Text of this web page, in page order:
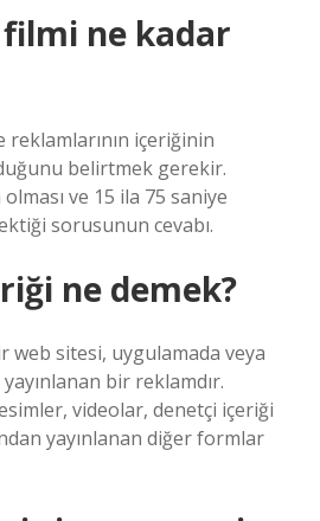
ne kadar
içeriğinin
belirtmek gerekir.
ve 15 ila 75 saniye
sorusunun cevabı.
ne demek?
web sitesi, uygulamada veya
bir reklamdır.
videolar, denetçi içeriği
yayınlanan diğer formlar